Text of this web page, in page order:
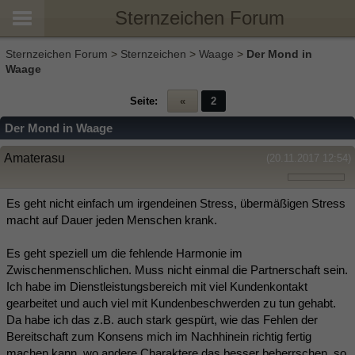
Sternzeichen Forum
Sternzeichen Forum > Sternzeichen > Waage > Der Mond in
Waage
Seite: « 2
Der Mond in Waage
(20.11.2017 12:54)
Amaterasu
Es geht nicht einfach um irgendeinen Stress, übermäßigen Stress
macht auf Dauer jeden Menschen krank.
Es geht speziell um die fehlende Harmonie im
Zwischenmenschlichen. Muss nicht einmal die Partnerschaft sein.
Ich habe im Dienstleistungsbereich mit viel Kundenkontakt
gearbeitet und auch viel mit Kundenbeschwerden zu tun gehabt.
Da habe ich das z.B. auch stark gespürt, wie das Fehlen der
Bereitschaft zum Konsens mich im Nachhinein richtig fertig